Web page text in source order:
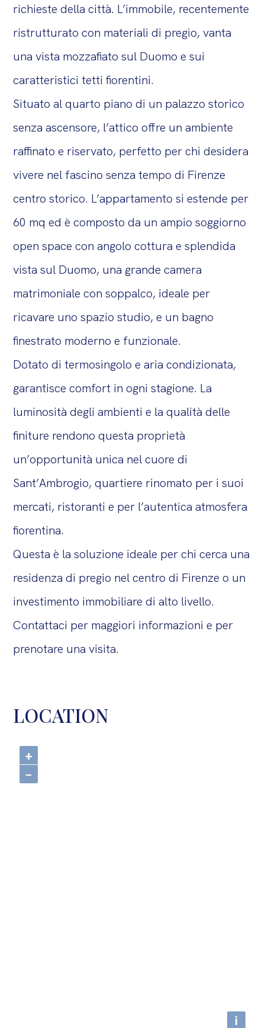
richieste della città. L’immobile, recentemente
ristrutturato con materiali di pregio, vanta
una vista mozzafiato sul Duomo e sui
caratteristici tetti fiorentini.
Situato al quarto piano di un palazzo storico
senza ascensore, l’attico offre un ambiente
raffinato e riservato, perfetto per chi desidera
vivere nel fascino senza tempo di Firenze
centro storico. L’appartamento si estende per
60 mq ed è composto da un ampio soggiorno
open space con angolo cottura e splendida
vista sul Duomo, una grande camera
matrimoniale con soppalco, ideale per
ricavare uno spazio studio, e un bagno
finestrato moderno e funzionale.
Dotato di termosingolo e aria condizionata,
garantisce comfort in ogni stagione. La
luminosità degli ambienti e la qualità delle
finiture rendono questa proprietà
un’opportunità unica nel cuore di
Sant’Ambrogio, quartiere rinomato per i suoi
mercati, ristoranti e per l’autentica atmosfera
fiorentina.
Questa è la soluzione ideale per chi cerca una
residenza di pregio nel centro di Firenze o un
investimento immobiliare di alto livello.
Contattaci per maggiori informazioni e per
prenotare una visita.
LOCATION
+
−
i